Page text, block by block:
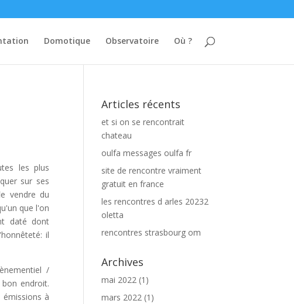
Domotique Observatoire Où ?
les plus
sur ses
vendre du
que l'on
daté dont
il
/
endroit.
à
Articles récents
et si on se rencontrait
chateau
oulfa messages oulfa fr
site de rencontre vraiment
gratuit en france
les rencontres d arles 20232
oletta
rencontres strasbourg om
Archives
mai 2022 (1)
mars 2022 (1)